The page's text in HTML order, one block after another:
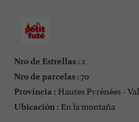
Nro de Estrellas : 2
Nro de parcelas : 70
Provincia : Hautes Pyrénées -
Ubicación : En la montaña